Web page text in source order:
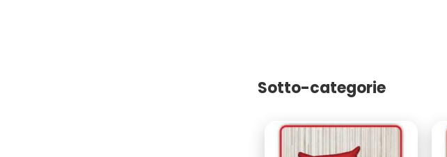
Sotto-categorie